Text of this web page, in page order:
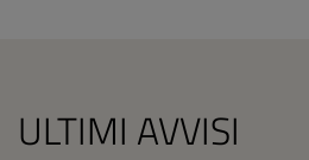
ULTIMI AVVISI